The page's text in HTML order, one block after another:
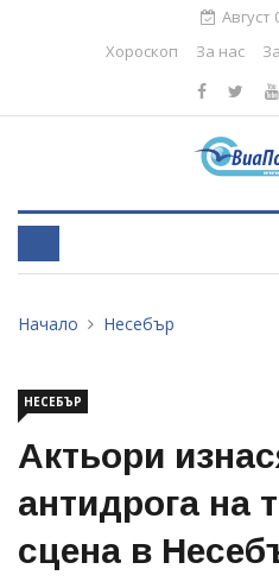
Август
Хороскоп
За нас
Начало Несебър
НЕСЕБЪР
Актьори
антидрога на
сцена в